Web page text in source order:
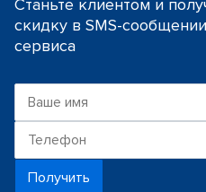
Станьте клиентом и
скидку в SMS-
сервиса
Получить